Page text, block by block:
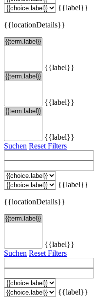
{{label}}
{{locationDetails}}
{{label}}
{{label}}
{{label}}
Suchen Reset Filters
{{label}}
{{locationDetails}}
{{label}}
Suchen Reset Filters
{{label}}